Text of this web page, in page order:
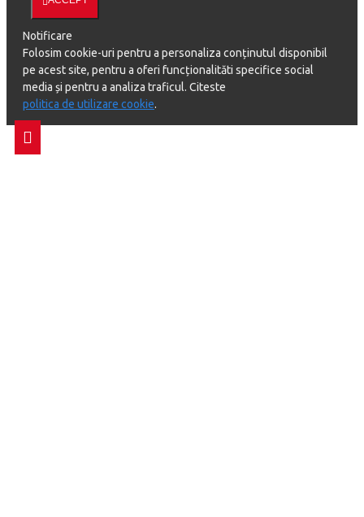
Notificare
Folosim cookie-uri pentru a personaliza conținutul disponibil
pe acest site, pentru a oferi funcționalităti specifice social
media și pentru a analiza traficul. Citeste
politica de utilizare cookie.